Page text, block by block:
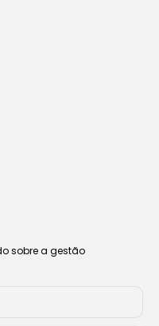
sobre a gestão